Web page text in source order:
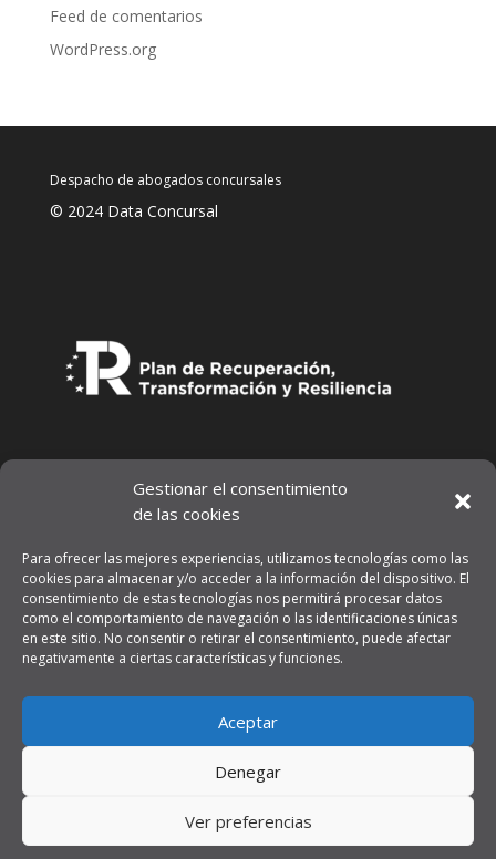
Gestionar el consentimiento
de las cookies
Para ofrecer las mejores experiencias, utilizamos tecnologías como las
cookies para almacenar y/o acceder a la información del dispositivo. El
consentimiento de estas tecnologías nos permitirá procesar datos
como el comportamiento de navegación o las identificaciones únicas
en este sitio. No consentir o retirar el consentimiento, puede afectar
negativamente a ciertas características y funciones.
Aceptar
Denegar
Ver preferencias
Feed de comentarios
WordPress.org
Despacho de abogados concursales
© 2024 Data Concursal